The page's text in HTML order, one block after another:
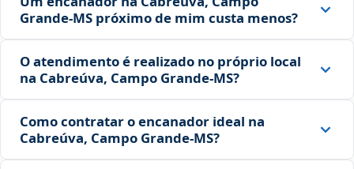
Grande‑MS próximo de mim custa menos?
O atendimento é realizado no próprio local
na Cabreúva, Campo Grande‑MS?
Como contratar o encanador ideal na
Cabreúva, Campo Grande‑MS?